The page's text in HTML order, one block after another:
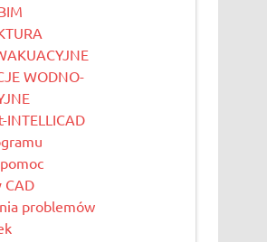
WODNO-
INTELLICAD
CAD
problemów